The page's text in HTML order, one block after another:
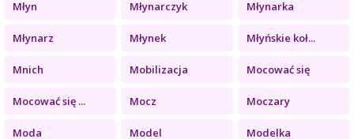
Młyn Młynarczyk Młynarka
Młynarz Młynek Młyńskie koł...
Mnich Mobilizacja Mocować się
Mocować się ... Mocz Moczary
Moda Model Modelka